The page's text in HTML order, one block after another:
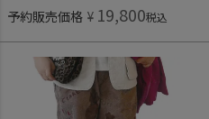
予約販売価格 ¥ 19,800税込